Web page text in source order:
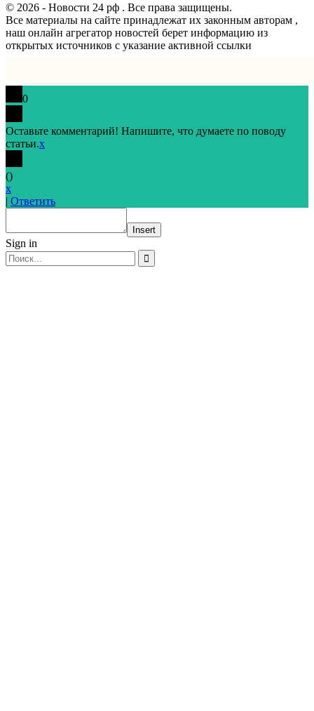
© 2026 - Новости 24 рф . Все права защищены.
Все материалы на сайте принадлежат их законным авторам ,
наш онлайн агрегатор новостей берет информацию из
открытых источников с указание активной ссылки
0
Оставьте комментарий! Напишите, что думаете по поводу
статьи.x
()
x
| Ответить
Insert
Sign in